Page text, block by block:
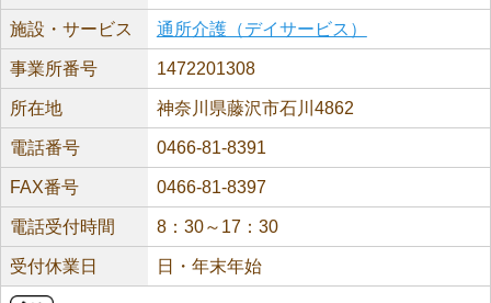
施設・サービス 通所介護（デイサービス）
事業所番号 1472201308
所在地 神奈川県藤沢市石川4862
電話番号 0466-81-8391
FAX番号 0466-81-8397
電話受付時間 8：30～17：30
受付休業日 日・年末年始